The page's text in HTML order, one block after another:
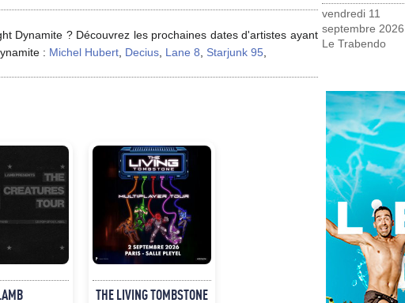
Dynamite ? Découvrez les prochaines dates d'artistes ayant
: Michel Hubert Decius Lane 8 Starjunk 95
THE LIVING TOMBSTONE
vendredi 11
septembre 2026
Le Trabendo